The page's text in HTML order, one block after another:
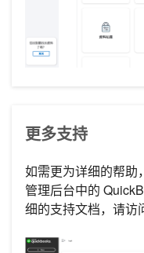
更多支持
如需更为详细的帮助
管理后台中的
细的支持文档，请访